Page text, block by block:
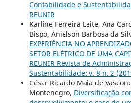
Contabilidade e
REUNIR
Karline Ferreira Leite, Ana
Bispo, Anielson Barbosa da
EXPERIÊNCIA NO
SETOR ELÉTRICO DE UMA
REUNIR Revista de
Sustentabilidade: v. 8 n. 2
César Ricardo Maia de
Montenegro, Diversificação